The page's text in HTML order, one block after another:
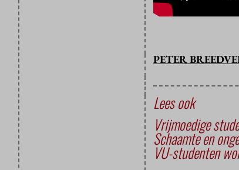
PETER
Lees ook
Vrijmoedige
Schaamte en
VU-studenten